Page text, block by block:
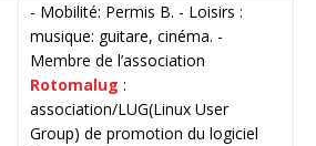
- Mobilité: Permis B. - Loisirs :
musique: guitare, cinéma. -
Membre de l’association
Rotomalug :
association/LUG(Linux User
Group) de promotion du logiciel